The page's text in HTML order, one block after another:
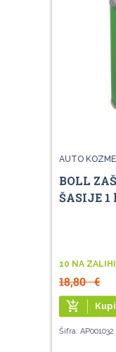
AUTO
BOLL
ŠASIJE 1
10 NA ZALIHI
18,80€
add_shopping_cart Kupi
Šifra: AP001032